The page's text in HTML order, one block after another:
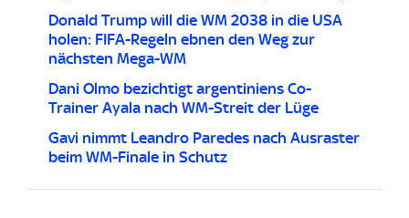
Donald Trump will die WM 2038 in die USA
holen: FIFA-Regeln ebnen den Weg zur
nächsten Mega-WM
Dani Olmo bezichtigt argentiniens Co-
Trainer Ayala nach WM-Streit der Lüge
Gavi nimmt Leandro Paredes nach Ausraster
beim WM-Finale in Schutz